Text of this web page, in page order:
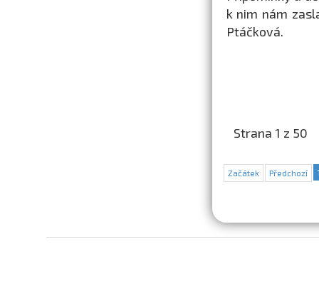
k nim nám
Ptáčková.
Strana 1 z 50
Začátek Předchozí